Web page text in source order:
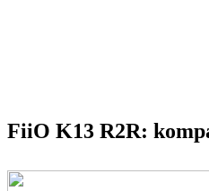
FiiO K13 R2R: